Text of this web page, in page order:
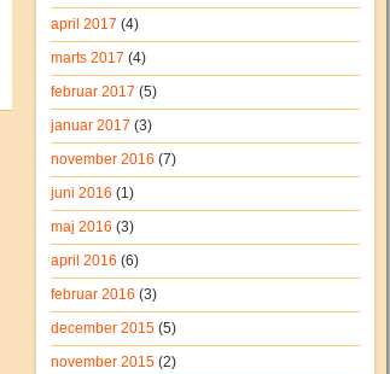
april 2017 (4)
marts 2017 (4)
februar 2017 (5)
januar 2017 (3)
november 2016 (7)
juni 2016 (1)
maj 2016 (3)
april 2016 (6)
februar 2016 (3)
december 2015 (5)
november 2015 (2)